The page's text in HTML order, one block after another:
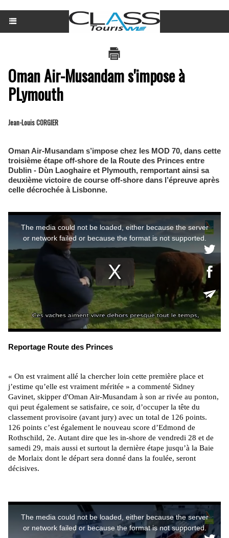
Oman Air-Musandam s'impose à
PLymouth
Jean-Louis CORGIER
Oman Air-Musandam s’impose chez les MOD 70, dans cette
troisième étape off-shore de la Route des Princes entre
Dublin - Dùn Laoghaire et Plymouth, remportant ainsi sa
deuxième victoire de course off-shore dans l’épreuve après
celle décrochée à Lisbonne.
Reportage Route des Princes
« On est vraiment allé la chercher loin cette première place et
j’estime qu’elle est vraiment méritée » a commenté Sidney
Gavinet, skipper d'Oman Air-Musandam à son ar rivée au ponton,
qui peut également se satisfaire, ce soir, d’occuper la tête du
classement provisoire (avant jury) avec un total de 126 points.
126 points c’est également le nouveau score d’Edmond de
Rothschild, 2e. Autant dire que les in-shore de vendredi 28 et de
samedi 29, mais aussi et surtout la dernière étape jusqu’à la Baie
de Morlaix dont le départ sera donné dans la foulée, seront
décisives.